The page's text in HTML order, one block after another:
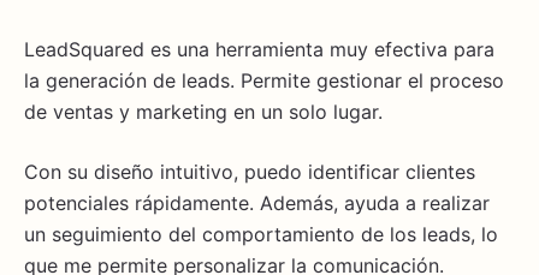
LeadSquared es una herramienta muy efectiva para
la generación de leads. Permite gestionar el proceso
de ventas y marketing en un solo lugar.
Con su diseño intuitivo, puedo identificar clientes
potenciales rápidamente. Además, ayuda a realizar
un seguimiento del comportamiento de los leads, lo
que me permite personalizar la comunicación.